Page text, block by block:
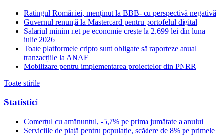
Ratingul României, menținut la BBB- cu perspectivă negativă
Guvernul renunță la Mastercard pentru portofelul digital
Salariul minim net pe economie crește la 2.699 lei din luna
iulie 2026
Toate platformele cripto sunt obligate să raporteze anual
tranzacțiile la ANAF
Mobilizare pentru implementarea proiectelor din PNRR
Toate stirile
Statistici
Comerțul cu amănuntul, -5,7% pe prima jumătate a anului
Serviciile de piață pentru populație, scădere de 8% pe primele